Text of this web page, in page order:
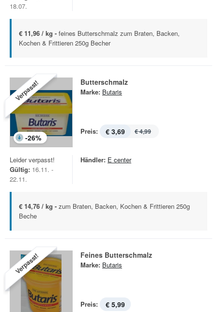
18.07.
€ 11,96 / kg - feines Butterschmalz zum Braten, Backen,
Kochen & Frittieren 250g Becher
Verpasst!
-26%
Butterschmalz
Marke: Butaris
Preis: € 3,69 € 4,99
Leider verpasst!
Gültig: 16.11. -
22.11.
Händler: E center
€ 14,76 / kg - zum Braten, Backen, Kochen & Frittieren 250g
Beche
Verpasst! Feines Butterschmalz
Marke: Butaris
Preis: € 5,99